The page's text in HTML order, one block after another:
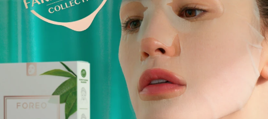
Mina enheter
Mina beställningar
Mina adresser
Mina prenumerationer
FAQ™ Pure Beauty-Tech Elixir
issa™ Teeth Whitening Set
English Deutsch
Español
Italiano
Português
Svenska
Русский
Türkçe
简体中文 繁體中文